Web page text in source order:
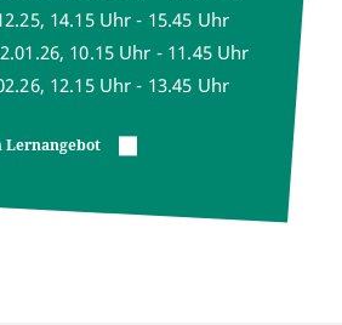
14.15 Uhr - 15.45 Uhr
10.15 Uhr - 11.45 Uhr
12.15 Uhr - 13.45 Uhr